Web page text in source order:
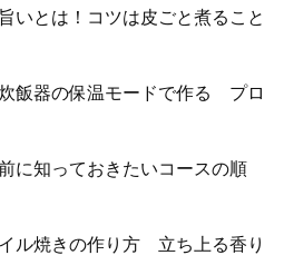
いとは！コツは皮ごと煮ること
飯器の保温モードで作る プロ
に知っておきたいコースの順
ル焼きの作り方 立ち上る香り